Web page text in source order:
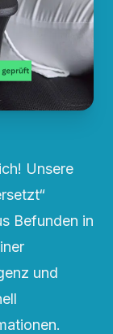
Unsere
Befunden in
und